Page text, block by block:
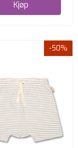
Kjøp
-50%